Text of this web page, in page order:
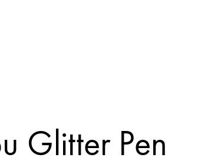
Glitter Pen